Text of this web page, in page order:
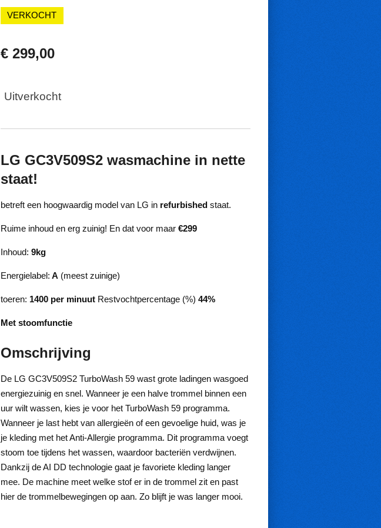
VERKOCHT
€ 299,00
Uitverkocht
LG GC3V509S2 wasmachine in nette
staat!
betreft een hoogwaardig model van LG in refurbished staat.
Ruime inhoud en erg zuinig! En dat voor maar €299
Inhoud: 9kg
Energielabel: A (meest zuinige)
toeren: 1400 per minuut Restvochtpercentage (%) 44%
Met stoomfunctie
Omschrijving
De LG GC3V509S2 TurboWash 59 wast grote ladingen wasgoed
energiezuinig en snel. Wanneer je een halve trommel binnen een
uur wilt wassen, kies je voor het TurboWash 59 programma.
Wanneer je last hebt van allergieën of een gevoelige huid, was je
je kleding met het Anti-Allergie programma. Dit programma voegt
stoom toe tijdens het wassen, waardoor bacteriën verdwijnen.
Dankzij de AI DD technologie gaat je favoriete kleding langer
mee. De machine meet welke stof er in de trommel zit en past
hier de trommelbewegingen op aan. Zo blijft je was langer mooi.